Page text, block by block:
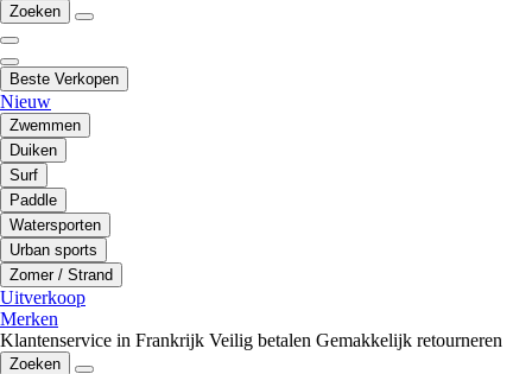
Zoeken
Beste Verkopen
Nieuw
Zwemmen
Duiken
Surf
Paddle
Watersporten
Urban sports
Zomer / Strand
Uitverkoop
Merken
Klantenservice in Frankrijk Veilig betalen Gemakkelijk retourneren
Zoeken